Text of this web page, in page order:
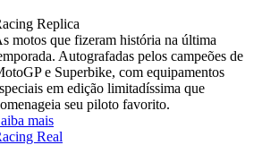
Replica
motos que fizeram história na última
Autografadas pelos campeões de
e Superbike, com equipamentos
em edição limitadíssima que
seu piloto favorito.
mais
Real